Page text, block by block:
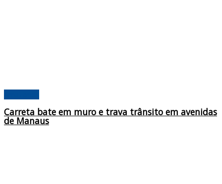
Carreta bate em muro e trava trânsito em avenidas
de Manaus